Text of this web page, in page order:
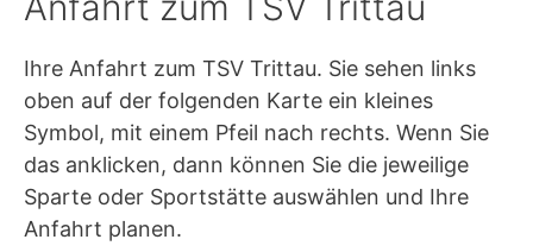
Ihre Anfahrt zum TSV Trittau. Sie sehen links
oben auf der folgenden Karte ein kleines
Symbol, mit einem Pfeil nach rechts. Wenn Sie
das anklicken, dann können Sie die jeweilige
Sparte oder Sportstätte auswählen und Ihre
Anfahrt planen.